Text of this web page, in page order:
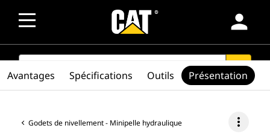
person
SEARCH search
Godets de nivellement - Minipelle hydraulique more_vert
Avantages Spécifications Outils Présentation